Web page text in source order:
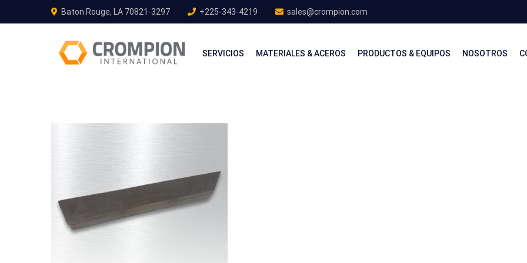
Baton Rouge, LA 70821-3297 +225-343-4219 sales@crompion.com
SERVICIOS MATERIALES & ACEROS PRODUCTOS & EQUIPOS NOSOTROS